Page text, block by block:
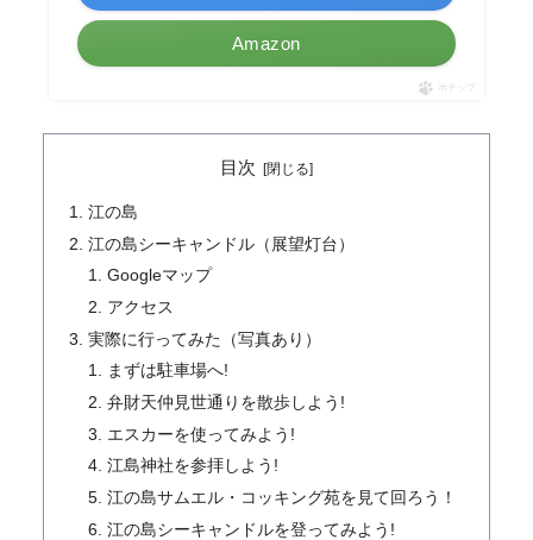
Amazon
ポチップ
目次
江の島
江の島シーキャンドル（展望灯台）
Googleマップ
アクセス
実際に行ってみた（写真あり）
まずは駐車場へ!
弁財天仲見世通りを散歩しよう!
エスカーを使ってみよう!
江島神社を参拝しよう!
江の島サムエル・コッキング苑を見て回ろう！
江の島シーキャンドルを登ってみよう!